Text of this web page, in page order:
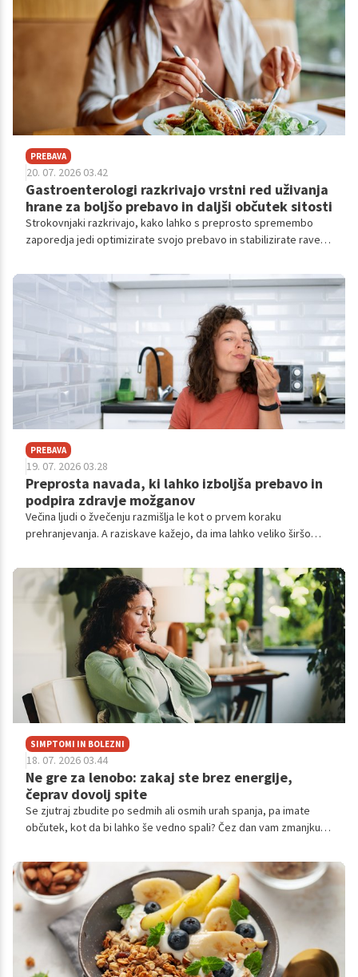
PREBAVA
20. 07. 2026 03.42
Gastroenterologi razkrivajo vrstni red uživanja
hrane za boljšo prebavo in daljši občutek sitosti
Strokovnjaki razkrivajo, kako lahko s preprosto spremembo
zaporedja jedi optimizirate svojo prebavo in stabilizirate raven
PREBAVA
19. 07. 2026 03.28
Preprosta navada, ki lahko izboljša prebavo in
podpira zdravje možganov
Večina ljudi o žvečenju razmišlja le kot o prvem koraku
prehranjevanja. A raziskave kažejo, da ima lahko veliko širšo
občutek sitosti, delovanje možganov in raven stresa.
SIMPTOMI IN BOLEZNI
18. 07. 2026 03.44
Ne gre za lenobo: zakaj ste brez energije,
čeprav dovolj spite
Se zjutraj zbudite po sedmih ali osmih urah spanja, pa imate
občutek, kot da bi lahko še vedno spali? Čez dan vam zmanjkuje
nekoč?